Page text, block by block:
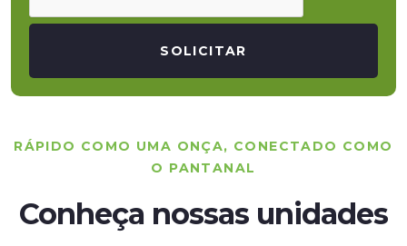
SOLICITAR
RÁPIDO COMO UMA ONÇA, CONECTADO COMO
O PANTANAL
Conheça nossas unidades